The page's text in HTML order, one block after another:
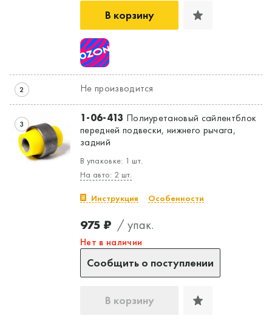
В корзину
2 Не производится
3 1-06-413 Полиуретановый сайлентблок
передней подвески, нижнего рычага,
задний
В упаковке: 1 шт.
На авто: 2 шт.
Инструкция Особенности
975 ₽ / упак.
Нет в наличии
Сообщить о поступлении
В корзину